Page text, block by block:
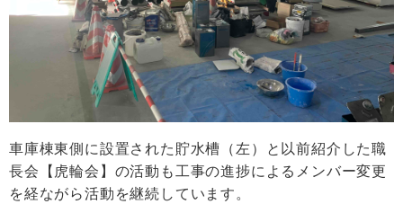
車庫棟東側に設置された貯水槽（左）と以前紹介した職
長会【虎輪会】の活動も工事の進捗によるメンバー変更
を経ながら活動を継続しています。